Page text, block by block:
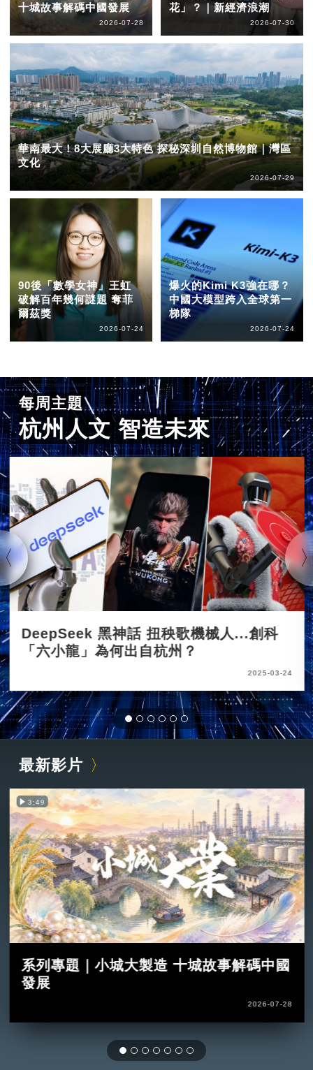
十城故事解碼中國發展
2026-07-28
花」？｜新經濟浪潮
2026-07-30
華南最大！8大展廳3大特色 探秘深圳自然博物館｜灣區
文化
2026-07-29
90後「數學女神」王虹
破解百年幾何謎題 奪菲
爾茲獎
2026-07-24
爆火的Kimi K3強在哪？
中國大模型跨入全球第一
梯隊
2026-07-24
每周主題
杭州人文 智造未來
DeepSeek 黑神話 扭秧歌機械人...創科
「六小龍」為何出自杭州？
2025-03-24
最新影片
3:49
系列專題｜小城大製造 十城故事解碼中國
發展
2026-07-28